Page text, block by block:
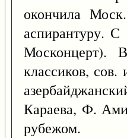
окончила
аспирантуру.
Москонцерт).
классиков,
Караева, Ф.
рубежом.